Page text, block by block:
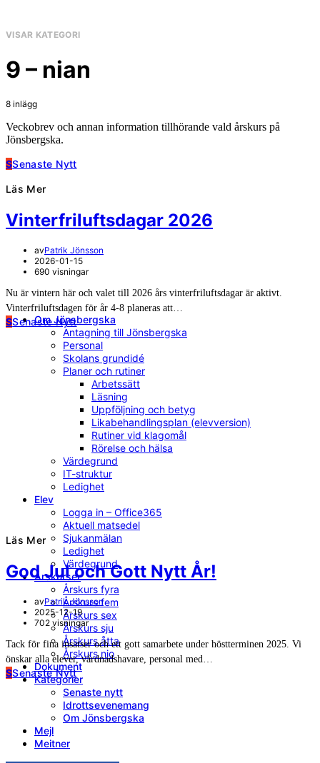
Om Jönsbergska
Antagning till Jönsbergska
Personal
Skolans grundidé
Planer och rutiner
Arbetssätt
Läsning
Uppföljning och betyg
Likabehandlingsplan (elevversion)
Rutiner vid klagomål
Rörelse och hälsa
Värdegrund
IT-struktur
Ledighet
Elev
Logga in – Office365
Aktuell matsedel
Sjukanmälan
Ledighet
Värdegrund
Årskurser
Årskurs fyra
Årskurs fem
Årskurs sex
Årskurs sju
Årskurs åtta
Årskurs nio
Dokument
Kategorier
Senaste nytt
Idrottsevenemang
Om Jönsbergska
Mejl
Meitner
VISAR KATEGORI
9 – nian
8 inlägg
Veckobrev och annan information tillhörande vald årskurs på
Jönsbergska.
SSenaste Nytt
Läs Mer
Vinterfriluftsdagar 2026
avPatrik Jönsson
2026-01-15
690 visningar
Nu är vintern här och valet till 2026 års vinterfriluftsdagar är aktivt.
Vinterfriluftsdagen för år 4-8 planeras att…
SSenaste Nytt
Läs Mer
God Jul och Gott Nytt År!
avPatrik Jönsson
2025-12-19
702 visningar
Tack för fina insatser och ett gott samarbete under höstterminen 2025. Vi
önskar alla elever, vårdnadshavare, personal med…
SSenaste Nytt